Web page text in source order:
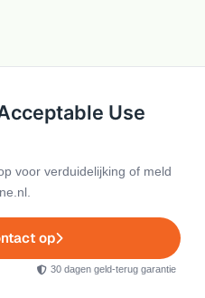
Use
voor verduidelijking of meld
op
30 dagen geld-terug garantie